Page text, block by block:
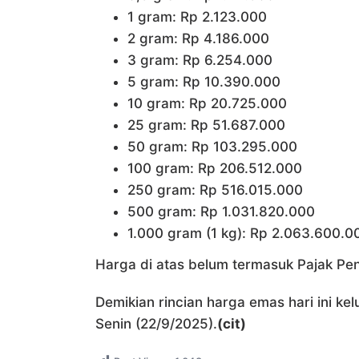
1 gram: Rp 2.123.000
2 gram: Rp 4.186.000
3 gram: Rp 6.254.000
5 gram: Rp 10.390.000
10 gram: Rp 20.725.000
25 gram: Rp 51.687.000
50 gram: Rp 103.295.000
100 gram: Rp 206.512.000
250 gram: Rp 516.015.000
500 gram: Rp 1.031.820.000
1.000 gram (1 kg): Rp
Harga di atas belum termasuk Pajak
Demikian rincian harga emas hari ini
Senin (22/9/2025).(cit)